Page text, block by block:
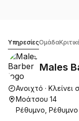
ΥπηρεσίεςΟμάδα
Males
Ώρες
Ανοιχτό · Κλείνει
Μοάτσου 14
Ρέθυμνο, Ρέθυμνο